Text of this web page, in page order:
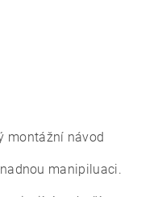
montážní návod
manipiluaci.